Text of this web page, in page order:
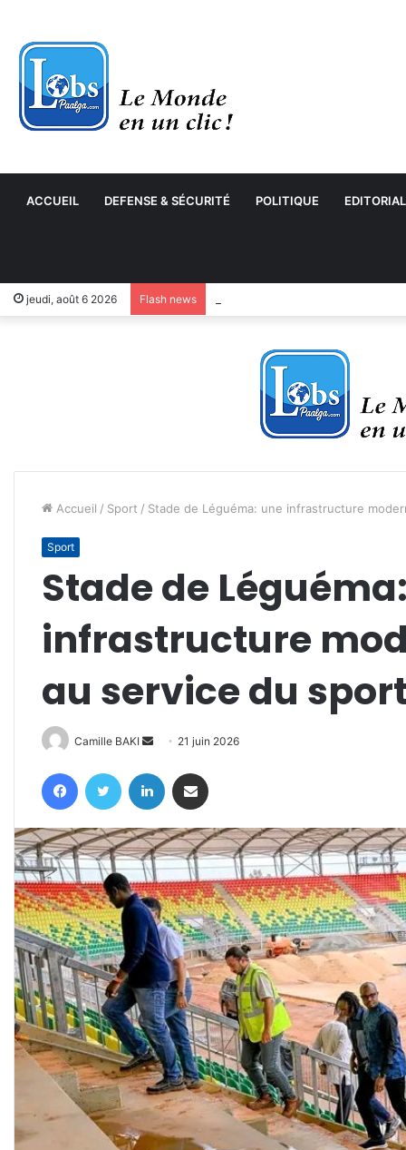
ACCUEIL DEFENSE & SÉCURITÉ POLITIQUE EDITORIAL
jeudi, août 6 2026 Flash news
Accueil / Sport / Stade de Léguéma: une infrastructure
Sport
Stade de
infrastructure
au service du
Camille BAKI
Envoyer
courriel
21 juin 2026
FacebookTwitter Linkedin